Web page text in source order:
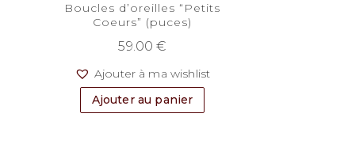
Boucles d’oreilles “Petits
Coeurs” (puces)
59.00€
Ajouter à ma wishlist
Ajouter au panier